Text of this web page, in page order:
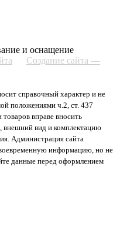
и оснащение
Создание сайта —
справочный характер и не
положениями ч.2, ст. 437
вправе вносить
внешний вид и комплектацию
Администрация сайта
информацию, но не
данные перед оформлением